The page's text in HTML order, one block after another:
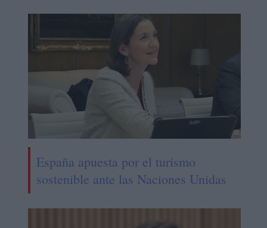
España apuesta por el turismo
sostenible ante las Naciones Unidas